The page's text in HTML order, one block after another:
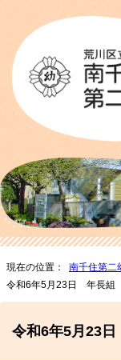
現在の位置： 南千住第二
令和6年5月23日 年長組
令和6年5月23